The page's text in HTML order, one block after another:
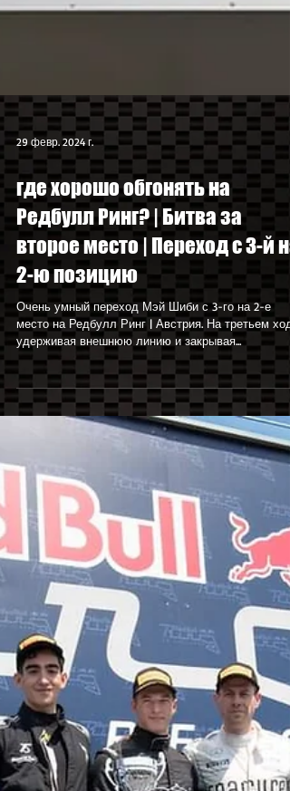
29 февр. 2024 г.
где хорошо обгонять на
Редбулл Ринг? | Битва за
второе место | Переход с 3-й на
2-ю позицию
Очень умный переход Мэй Шиби с 3-го на 2-е
место на Редбулл Ринг | Австрия. На третьем
удерживая внешнюю линию и закрывая...